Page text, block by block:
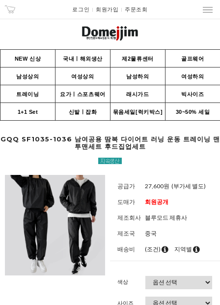
로그인 회원가입 주문조회
NEW 신상 국내ㅣ해외생산 제2물류센터 골프웨어
남성상의 여성상의 남성하의 여성하의
트레이닝 요가ㅣ스포츠웨어 래시가드 빅사이즈
1+1 Set 신발ㅣ잡화 묶음세일[럭키박스] 30~50% 세일
GQQ SF1035-1036 남여공용 땀복 다이어트 러닝 운동 트레이닝 맨
투맨세트 후드집업세트
공급가 27,600원 (부가세 별도)
도매가 회원공개
제조회사 블루모드 제휴사
제조국 중국
배송비 (조건) 지역별
색상
사이즈